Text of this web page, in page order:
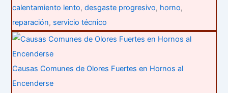
calentamiento lento,desgaste progresivo, horno,
reparación, servicio técnico
Causas Comunes de Olores Fuertes en Hornos al
Encenderse